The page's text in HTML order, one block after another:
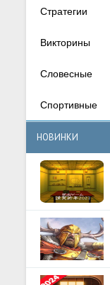
Стратегии
Викторины
Словесные
Спортивные
НОВИНКИ